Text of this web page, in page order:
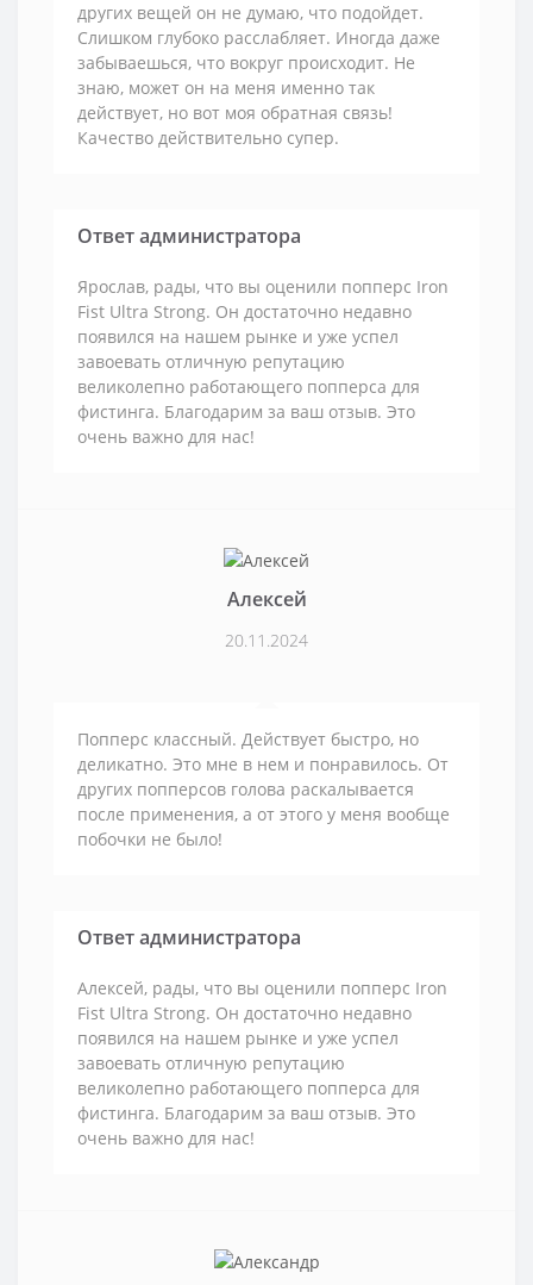
других вещей он не думаю, что подойдет.
Слишком глубоко расслабляет. Иногда даже
забываешься, что вокруг происходит. Не
знаю, может он на меня именно так
действует, но вот моя обратная связь!
Качество действительно супер.
Ответ администратора
Ярослав, рады, что вы оценили попперс Iron
Fist Ultra Strong. Он достаточно недавно
появился на нашем рынке и уже успел
завоевать отличную репутацию
великолепно работающего попперса для
фистинга. Благодарим за ваш отзыв. Это
очень важно для нас!
Алексей
20.11.2024
Попперс классный. Действует быстро, но
деликатно. Это мне в нем и понравилось. От
других попперсов голова раскалывается
после применения, а от этого у меня вообще
побочки не было!
Ответ администратора
Алексей, рады, что вы оценили попперс Iron
Fist Ultra Strong. Он достаточно недавно
появился на нашем рынке и уже успел
завоевать отличную репутацию
великолепно работающего попперса для
фистинга. Благодарим за ваш отзыв. Это
очень важно для нас!